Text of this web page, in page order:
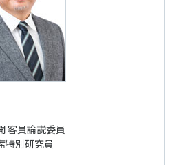
客員論説委員
特別研究員